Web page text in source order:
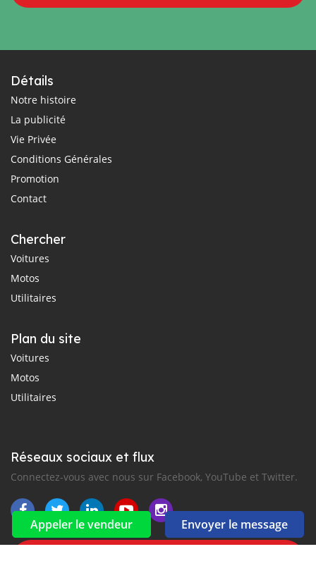
Appeler le vendeur Envoyer le message
Détails
Notre histoire
La publicité
Vie Privée
Conditions Générales
Promotion
Contact
Chercher
Voitures
Motos
Utilitaires
Plan du site
Voitures
Motos
Utilitaires
Réseaux sociaux et flux
Connectez-vous avec nous sur Facebook, YouTube et Twitter.